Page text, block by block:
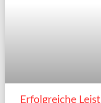
Erfolgreiche